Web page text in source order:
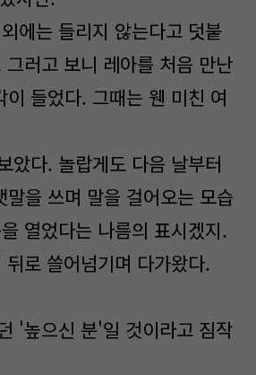
에는 들리지 않는다고 덧붙
러고 보니 레아를 처음 만난
들었다. 그때는 웬 미친 여
았다. 놀랍게도 다음 날부터
을 쓰며 말을 걸어오는 모습
열었다는 나름의 표시겠지.
로 쓸어넘기며 다가왔다.
'높으신 분'일 것이라고 짐작